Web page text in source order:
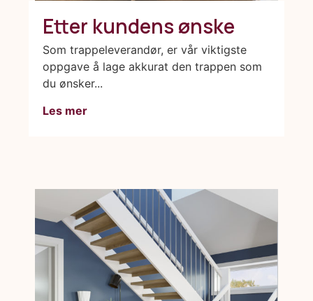
Etter kundens ønske
Som trappeleverandør, er vår viktigste
oppgave å lage akkurat den trappen som
du ønsker...
Les mer